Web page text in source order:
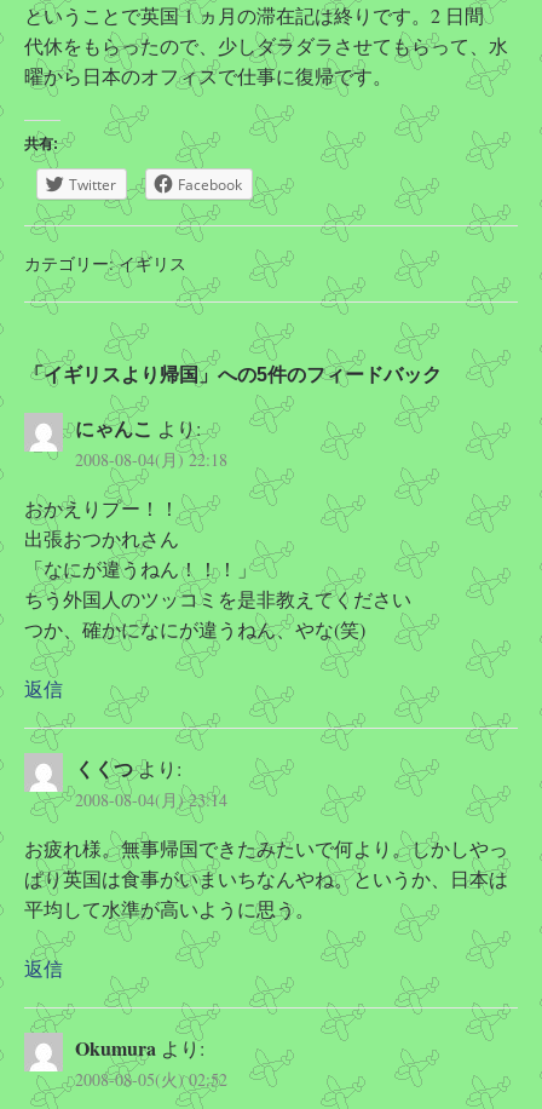
ということで英国 1 ヵ月の滞在記は終りです。2 日間
代休をもらったので、少しダラダラさせてもらって、水
曜から日本のオフィスで仕事に復帰です。
共有:
Twitter Facebook
カテゴリー:イギリス
「イギリスより帰国」への5件のフィードバック
にゃんこ より:
2008-08-04(月) 22:18
おかえりプー！！
出張おつかれさん
「なにが違うねん！！！」
ちう外国人のツッコミを是非教えてください
つか、確かになにが違うねん、やな(笑)
返信
くくつより:
2008-08-04(月) 23:14
お疲れ様。無事帰国できたみたいで何より。しかしやっ
ぱり英国は食事がいまいちなんやね。というか、日本は
平均して水準が高いように思う。
返信
Okumura より:
2008-08-05(火) 02:52